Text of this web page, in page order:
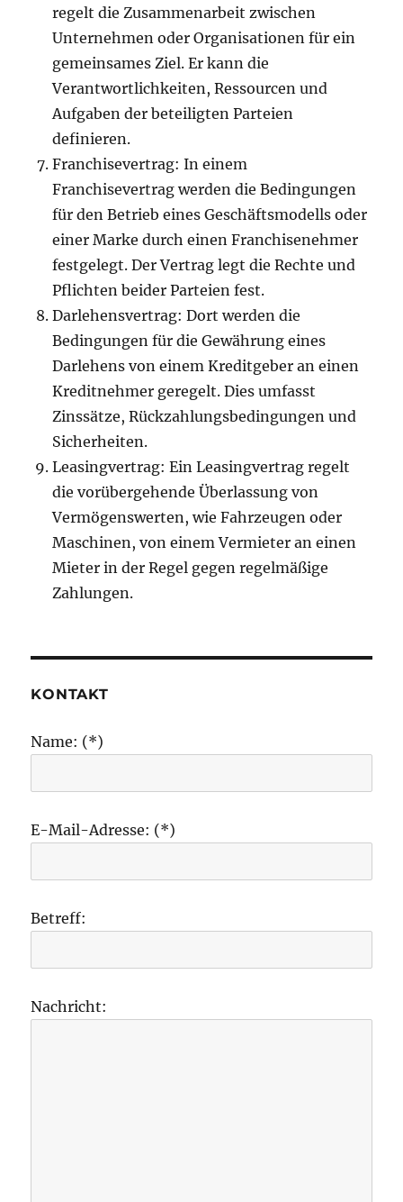
regelt die Zusammenarbeit zwischen
Unternehmen oder Organisationen für ein
gemeinsames Ziel. Er kann die
Verantwortlichkeiten, Ressourcen und
Aufgaben der beteiligten Parteien
definieren.
Franchisevertrag: In einem
Franchisevertrag werden die Bedingungen
für den Betrieb eines Geschäftsmodells oder
einer Marke durch einen Franchisenehmer
festgelegt. Der Vertrag legt die Rechte und
Pflichten beider Parteien fest.
Darlehensvertrag: Dort werden die
Bedingungen für die Gewährung eines
Darlehens von einem Kreditgeber an einen
Kreditnehmer geregelt. Dies umfasst
Zinssätze, Rückzahlungsbedingungen und
Sicherheiten.
Leasingvertrag: Ein Leasingvertrag regelt
die vorübergehende Überlassung von
Vermögenswerten, wie Fahrzeugen oder
Maschinen, von einem Vermieter an einen
Mieter in der Regel gegen regelmäßige
Zahlungen.
KONTAKT
Name: (*)
E-Mail-Adresse: (*)
Betreff:
Nachricht: